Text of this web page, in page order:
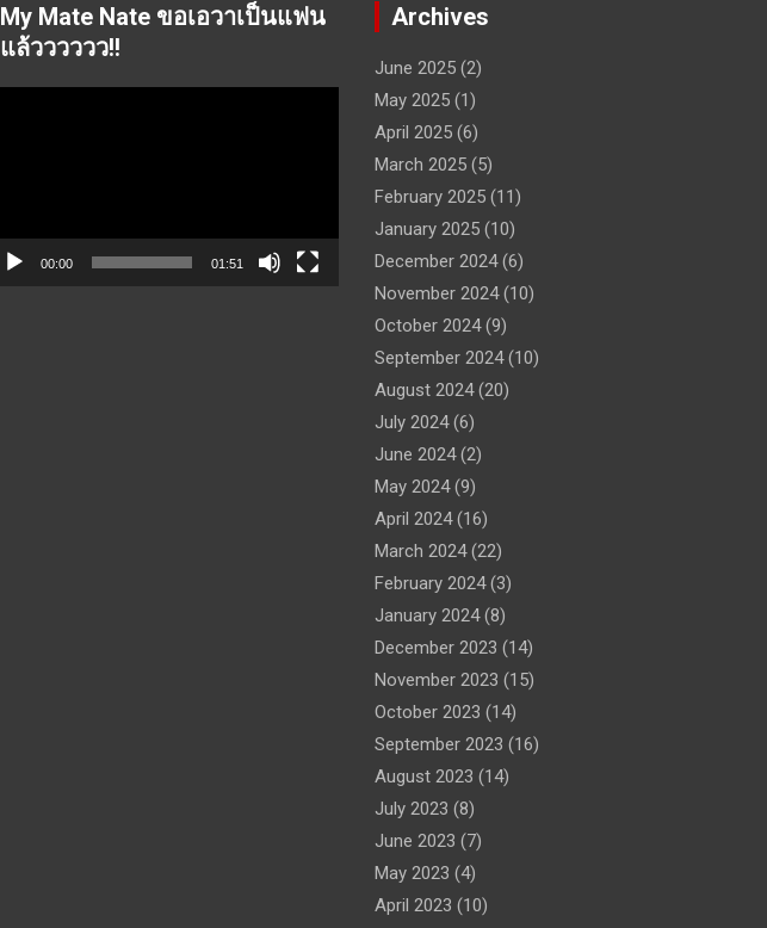
My Mate Nate ขอเอวาเป็นแฟน
แล้วววววว!!
00:00 01:51
Archives
June 2025(2)
May 2025(1)
April 2025(6)
March 2025(5)
February 2025(11)
January 2025(10)
December 2024(6)
November 2024(10)
October 2024(9)
September 2024(10)
August 2024(20)
July 2024(6)
June 2024(2)
May 2024(9)
April 2024(16)
March 2024(22)
February 2024(3)
January 2024(8)
December 2023 (14)
November 2023 (15)
October 2023 (14)
September 2023 (16)
August 2023 (14)
July 2023 (8)
June 2023 (7)
May 2023 (4)
April 2023 (10)